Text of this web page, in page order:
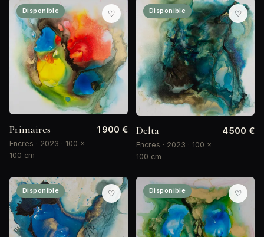
Disponible ♡
Primaires
Encres · 2023 · 100 ×
100 cm
1 900 €
Disponible ♡
Delta
Encres · 2023 · 100 ×
100 cm
4 500 €
Disponible ♡ Disponible ♡